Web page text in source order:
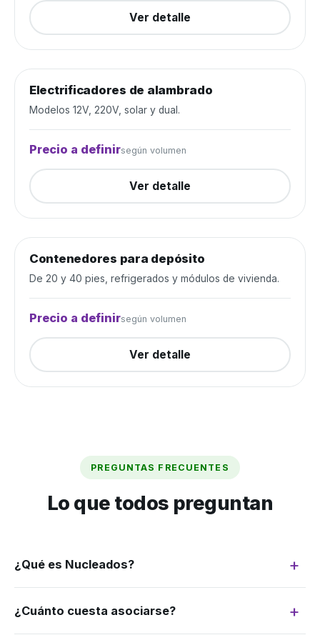
Ver detalle
Alambrados y cercos
Electrificadores de alambrado
Modelos 12V, 220V, solar y dual.
Precio a definirsegún volumen
Ver detalle
Depósito y construcción
Contenedores para depósito
De 20 y 40 pies, refrigerados y módulos de vivienda.
Precio a definirsegún volumen
Ver detalle
PREGUNTAS FRECUENTES
Lo que todos preguntan
¿Qué es Nucleados?
demanda de muchos productores para
negociar como si fuéramos uno solo. Más
¿Cuánto cuesta asociarse?